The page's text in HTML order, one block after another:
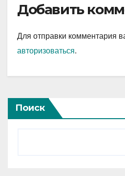
Добавить
Для отправки комментария
авторизоваться.
Поиск